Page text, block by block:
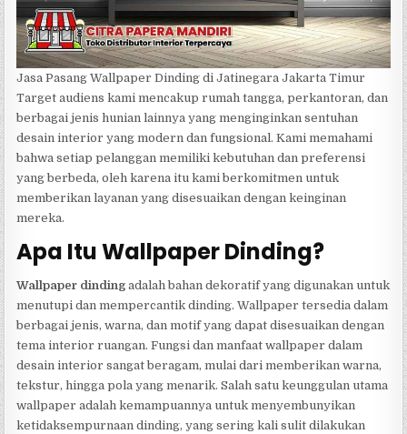
Jasa Pasang Wallpaper Dinding di Jatinegara Jakarta Timur
Target audiens kami mencakup rumah tangga, perkantoran, dan
berbagai jenis hunian lainnya yang menginginkan sentuhan
desain interior yang modern dan fungsional. Kami memahami
bahwa setiap pelanggan memiliki kebutuhan dan preferensi
yang berbeda, oleh karena itu kami berkomitmen untuk
memberikan layanan yang disesuaikan dengan keinginan
mereka.
Apa Itu Wallpaper Dinding?
Wallpaper dinding adalah bahan dekoratif yang digunakan untuk
menutupi dan mempercantik dinding. Wallpaper tersedia dalam
berbagai jenis, warna, dan motif yang dapat disesuaikan dengan
tema interior ruangan. Fungsi dan manfaat wallpaper dalam
desain interior sangat beragam, mulai dari memberikan warna,
tekstur, hingga pola yang menarik. Salah satu keunggulan utama
wallpaper adalah kemampuannya untuk menyembunyikan
ketidaksempurnaan dinding, yang sering kali sulit dilakukan